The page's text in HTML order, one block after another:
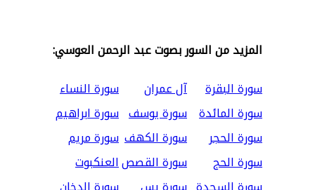
المزيد من السور بصوت عبد الرحمن العوسي:
سورة البقرة
آل عمران
سورة النساء
سورة المائدة سورة يوسف سورة ابراهيم
سورة الحجر
سورة الكهف سورة مريم
سورة الحج
سورة القصصالعنكبوت